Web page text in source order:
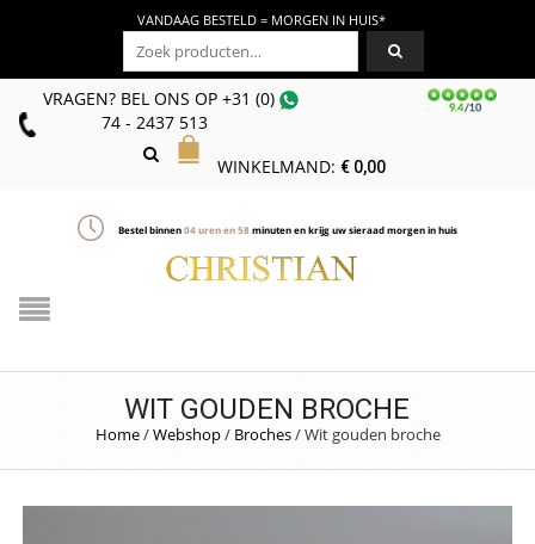
VANDAAG BESTELD = MORGEN IN HUIS*
Zoeken naar:
VRAGEN? BEL ONS OP+31 (0)
74 - 2437 513
WINKELMAND: €0,00
Bestel binnen04uren en58minuten en krijg uw sieraad morgen in huis
WIT GOUDEN BROCHE
Home/Webshop/ Broches/Wit gouden broche